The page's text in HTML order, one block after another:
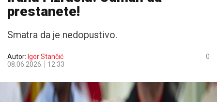
prestanete!
Smatra da je nedopustivo.
Autor: Igor Stančić
08.06.2026.
12:33
0